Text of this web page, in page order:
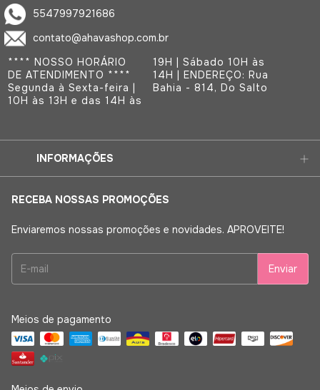
5547997921686
contato@ahavashop.com.br
**** NOSSO HORÁRIO
DE ATENDIMENTO ****
Segunda à Sexta-feira |
10H às 13H e das 14H às
19H | Sábado 10H às
14H | ENDEREÇO: Rua
Bahia - 814, Do Salto
INFORMAÇÕES
RECEBA NOSSAS PROMOÇÕES
Enviaremos nossas promoções e novidades. APROVEITE!
Meios de pagamento